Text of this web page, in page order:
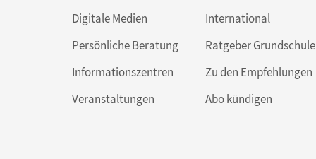
Digitale Medien
Persönliche Beratung
Informationszentren
Veranstaltungen
International
Ratgeber Grundschule
Zu den Empfehlungen
Abo kündigen